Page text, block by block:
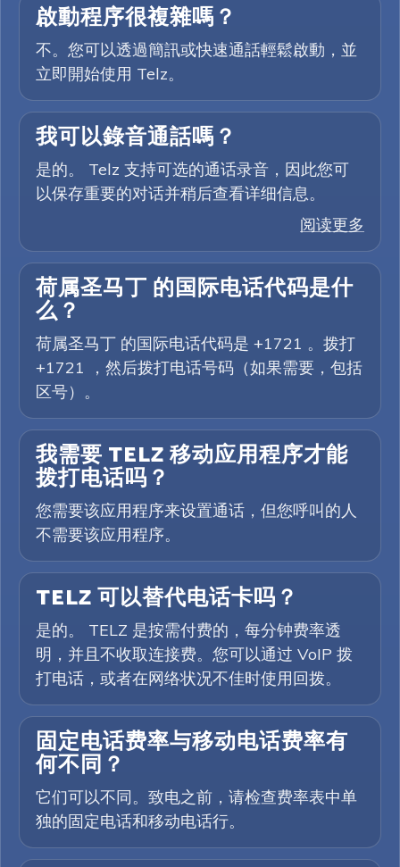
啟動程序很複雜嗎？
不。您可以透過簡訊或快速通話輕鬆啟動，並
立即開始使用 Telz。
我可以錄音通話嗎？
是的。 Telz 支持可选的通话录音，因此您可
以保存重要的对话并稍后查看详细信息。
阅读更多
荷属圣马丁 的国际电话代码是什
么？
荷属圣马丁 的国际电话代码是 +1721 。拨打
+1721 ，然后拨打电话号码（如果需要，包括
区号）。
我需要 TELZ 移动应用程序才能
拨打电话吗？
您需要该应用程序来设置通话，但您呼叫的人
不需要该应用程序。
TELZ 可以替代电话卡吗？
是的。 TELZ 是按需付费的，每分钟费率透
明，并且不收取连接费。您可以通过 VoIP 拨
打电话，或者在网络状况不佳时使用回拨。
固定电话费率与移动电话费率有
何不同？
它们可以不同。致电之前，请检查费率表中单
独的固定电话和移动电话行。